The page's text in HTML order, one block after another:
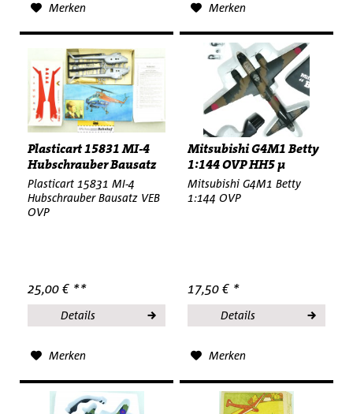
Merken Merken
Plasticart 15831 MI-4
Hubschrauber Bausatz
VEB...
Plasticart 15831 MI-4
Hubschrauber Bausatz VEB
OVP
25,00 € **
Details
Merken
Mitsubishi G4M1 Betty
1:144 OVP HH5 µ
Mitsubishi G4M1 Betty
1:144 OVP
17,50 € *
Details
Merken